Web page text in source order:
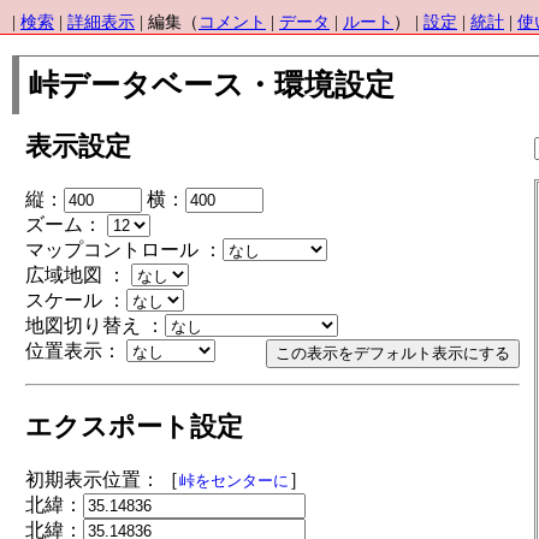
検索 詳細表示 | 編集（ コメント データ ルート ） | 設定 統計 使
峠データベース・環境設定
表示設定
縦：
横：
ズーム：
マップコントロール ：
広域地図 ：
スケール ：
地図切り替え ：
位置表示：
エクスポート設定
初期表示位置：［峠をセンターに ］
北緯：
北緯：